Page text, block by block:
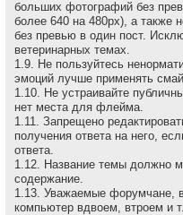
больших фотографий без
более 640 на 480рх), а также
без превью в один пост.
ветеринарных темах.
1.9. Не пользуйтесь
эмоций лучше применять
1.10. Не устраивайте
нет места для флейма.
1.11. Запрещено
получения ответа на него,
ответа.
1.12. Название темы должно
содержание.
1.13. Уважаемые форумчане,
компьютер вдвоем, втроем и